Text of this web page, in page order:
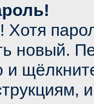
Хотя
новый.
и